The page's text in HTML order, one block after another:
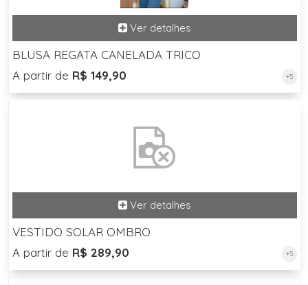
BLUSA REGATA CANELADA TRICO
A partir de R$ 149,90 +5
VESTIDO SOLAR OMBRO
A partir de R$ 289,90 +5